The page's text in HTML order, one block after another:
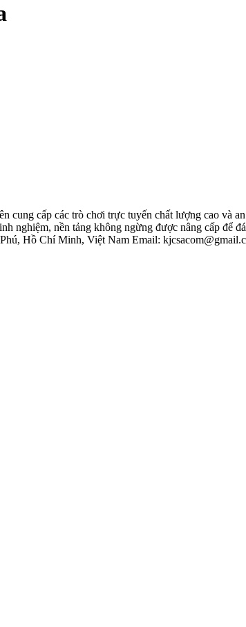
cung cấp các trò chơi trực tuyến chất lượng cao và
nghiệm, nền tảng không ngừng được nâng cấp để
Hồ Chí Minh, Việt Nam Email: